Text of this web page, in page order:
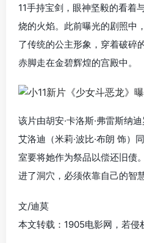
11手持宝剑，眼神坚毅的看着
烧的火焰。此前曝光的剧照中
了传统的公主形象，穿着破碎
赤脚走在金碧辉煌的宫殿中。
该片由胡安·卡洛斯·弗雷斯纳
艾洛迪（米莉·波比·布朗 饰）
室要将她作为祭品以偿还旧债
进了洞穴，必须依靠自己的智
文/迪莫
本文转载：1905电影网，若侵